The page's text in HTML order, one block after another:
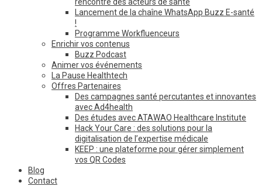
Lancement de la chaîne WhatsApp Buzz E-santé
!
Programme Workfluenceurs
Enrichir vos contenus
Buzz Podcast
Animer vos événements
La Pause Healthtech
Offres Partenaires
Des campagnes santé percutantes et innovantes
avec Ad4health
Des études avec ATAWAO Healthcare Institute
Hack Your Care : des solutions pour la
digitalisation de l’expertise médicale
KEEP : une plateforme pour gérer simplement
vos QR Codes
Blog
Contact